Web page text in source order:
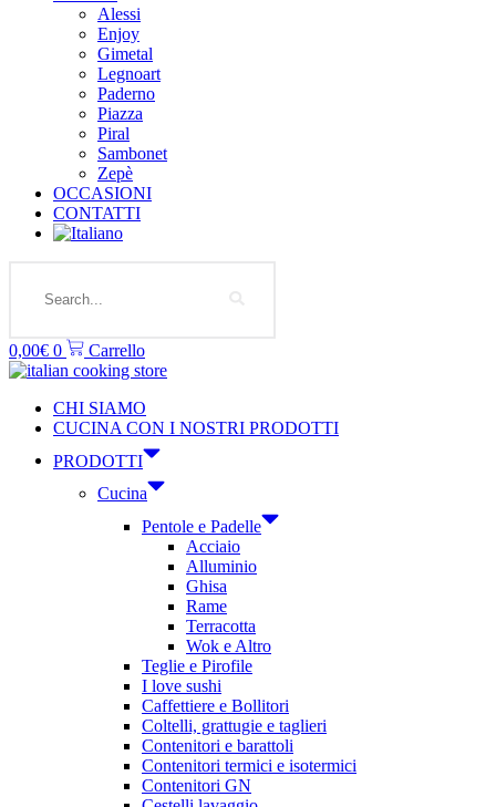
Alessi
Enjoy
Gimetal
Legnoart
Paderno
Piazza
Piral
Sambonet
Zepè
OCCASIONI
CONTATTI
0,00€ 0 Carrello
CHI SIAMO
CUCINA CON I NOSTRI PRODOTTI
PRODOTTI
Cucina
Pentole e Padelle
Acciaio
Alluminio
Ghisa
Rame
Terracotta
Wok e Altro
Teglie e Pirofile
I love sushi
Caffettiere e Bollitori
Coltelli, grattugie e taglieri
Contenitori e barattoli
Contenitori termici e isotermici
Contenitori GN